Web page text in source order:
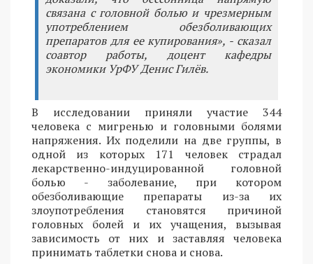
связана с головной болью и чрезмерным
употреблением обезболивающих
препаратов для ее купирования», - сказал
соавтор работы, доцент кафедры
экономики УрФУ Денис Гилёв.
В исследовании приняли участие 344
человека с мигренью и головными болями
напряжения. Их поделили на две группы, в
одной из которых 171 человек страдал
лекарственно-индуцированной головной
болью - заболевание, при котором
обезболивающие препараты из-за их
злоупотребления становятся причиной
головных болей и их учащения, вызывая
зависимость от них и заставляя человека
принимать таблетки снова и снова.